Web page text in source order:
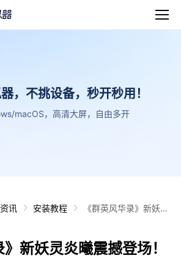
，不挑设备，秒开秒用！
macOS，高清大屏，自由多开
讯 安装教程
《群英风华录》新妖灵
》新妖灵炎曦震撼登场！